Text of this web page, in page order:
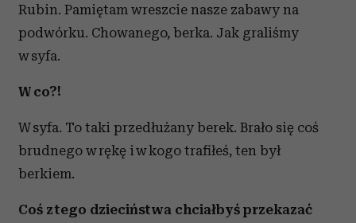
Rubin. Pamiętam wreszcie nasze zabawy na
podwórku. Chowanego, berka. Jak graliśmy
w syfa.
W co?!
W syfa. To taki przedłużany berek. Brało się coś
brudnego w rękę i w kogo trafiłeś, ten był
berkiem.
Coś z tego dzieciństwa chciałbyś przekazać